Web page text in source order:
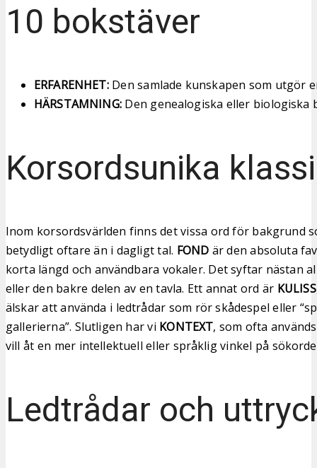
10 bokstäver
ERFARENHET:Den samlade kunskapen som utgör
HÄRSTAMNING:Den genealogiska eller biologiska
Korsordsunika
Inom korsordsvärlden finns det vissa ord för bakgrund
betydligt oftare än i dagligt tal. FOND är den absoluta
korta längd och användbara vokaler. Det syftar nästan
eller den bakre delen av en tavla. Ett annat ord är KULISS
älskar att använda i ledtrådar som rör skådespel eller
gallerierna”. Slutligen har vi KONTEXT, som ofta
vill åt en mer intellektuell eller språklig vinkel på
Ledtrådar och